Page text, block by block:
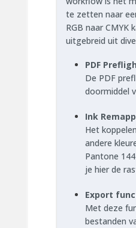
te zetten naar
RGB naar CMYK
uitgebreid uit
PDF
De PDF
doormiddel
Ink
Het
andere
Pantone
je hier de
Export
Met deze
bestanden